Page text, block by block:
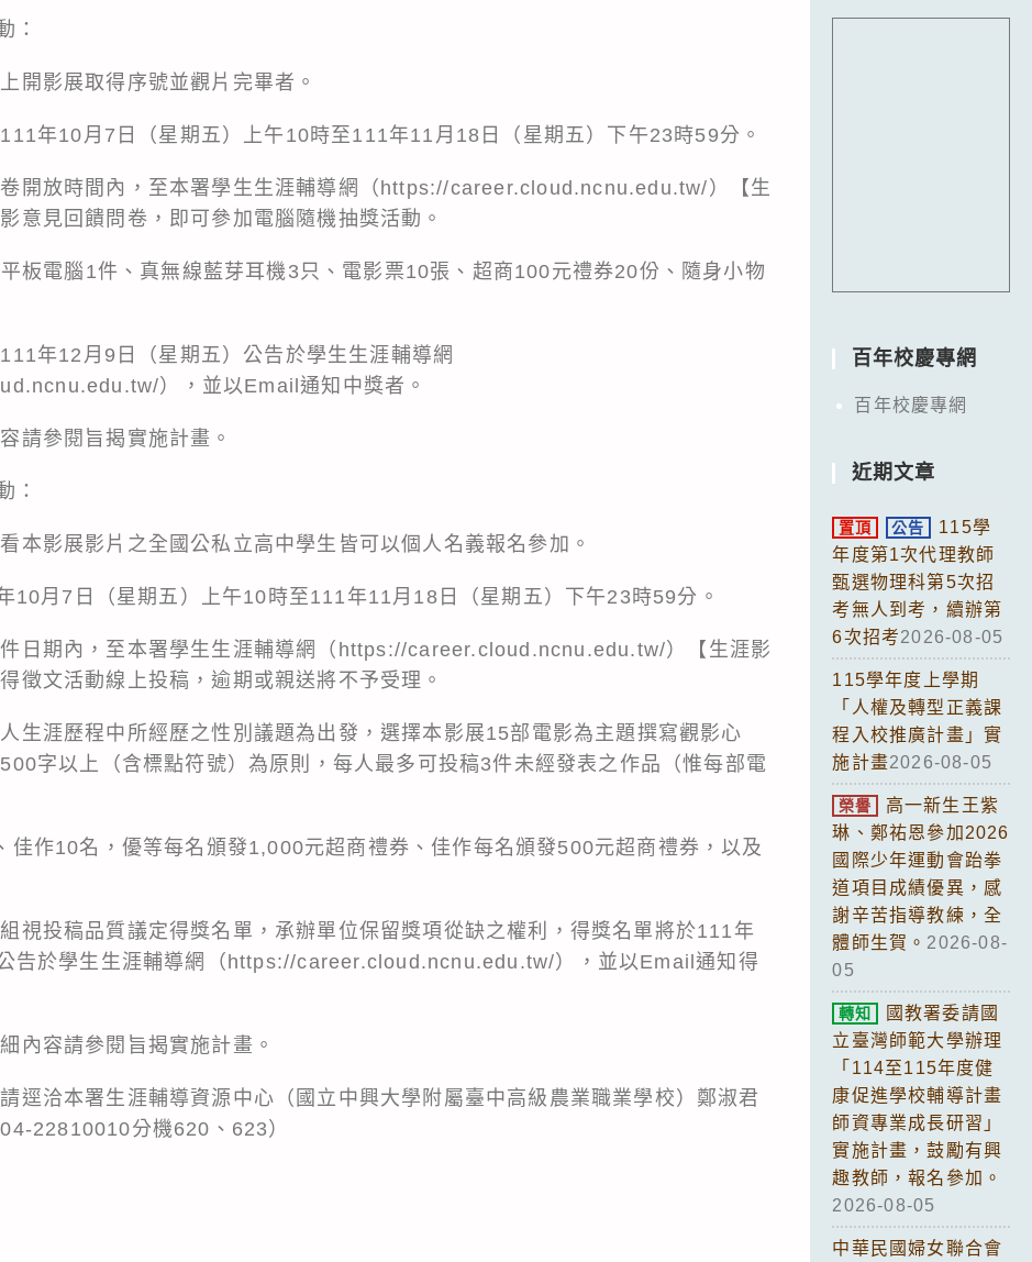
：
開影展取得序號並觀片完畢者。
年10月7日（星期五）上午10時至111年11月18日（星期五）下午23時59分。
開放時間內，至本署學生生涯輔導網（https://career.cloud.ncnu.edu.tw/）【生
意見回饋問卷，即可參加電腦隨機抽獎活動。
板電腦1件、真無線藍芽耳機3只、電影票10張、超商100元禮券20份、隨身小物
年12月9日（星期五）公告於學生生涯輔導網
），並以Email通知中獎者。
請參閱旨揭實施計畫。
：
本影展影片之全國公私立高中學生皆可以個人名義報名參加。
10月7日（星期五）上午10時至111年11月18日（星期五）下午23時59分。
日期內，至本署學生生涯輔導網（ https://career.cloud.ncnu.edu.tw/）【生涯影
徵文活動線上投稿，逾期或親送將不予受理。
生涯歷程中所經歷之性別議題為出發，選擇本影展15部電影為主題撰寫觀影心
字以上（含標點符號）為原則，每人最多可投稿3件未經發表之作品（惟每部電
佳作10名，優等每名頒發1,000元超商禮券、佳作每名頒發500元超商禮券，以及
視投稿品質議定得獎名單，承辦單位保留獎項從缺之權利，得獎名單將於111年
告於學生生涯輔導網（https://career.cloud.ncnu.edu.tw/），並以Email通知得
內容請參閱旨揭實施計畫。
逕洽本署生涯輔導資源中心（國立中興大學附屬臺中高級農業職業學校）鄭淑君
22810010分機620、623）
百年校慶專網
百年校慶專網
近期文章
置頂 公告
115學
年度第1次代理教師
甄選物理科第5次招
考無人到考，續辦第
6次招考2026-08-05
115學年度上學期
「人權及轉型正義課
程入校推廣計畫」實
施計畫2026-08-05
榮譽
高一新生王紫
琳、鄭祐恩參加2026
國際少年運動會跆拳
道項目成績優異，感
謝辛苦指導教練，全
體師生賀。 2026-08-
05
轉知
國教署委請國
立臺灣師範大學辦理
「114至115年度健
康促進學校輔導計畫
師資專業成長研習」
實施計畫，鼓勵有興
趣教師，報名參加。
2026-08-05
中華民國婦女聯合會